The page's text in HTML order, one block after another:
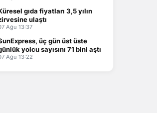
gıda fiyatları 3,5 yılın
ulaştı
Ağu 13:37
üç gün üst üste
yolcu sayısını 71 bini aştı
Ağu 13:22